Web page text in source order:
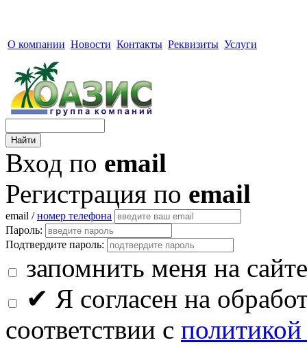
О компании Новости Контакты Реквизиты Услуги
Вход по email
Регистрация по email
email /номер телефона
Пароль:
Подтвердите пароль:
запомнить меня на сайте
✔ Я согласен на
соответствии с